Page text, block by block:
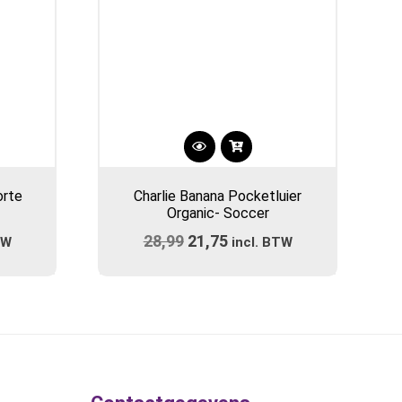
Charlie Banana Pocketluier
Organic- Soccer
28,99 Oorspronkelijke
21,75Huidige
incl. BTW